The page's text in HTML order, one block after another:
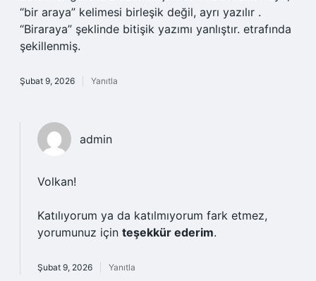
“bir araya” kelimesi birleşik değil, ayrı yazılır .
“Biraraya” şeklinde bitişik yazımı yanlıştır. etrafında
şekillenmiş.
Şubat 9, 2026 Yanıtla
admin
Volkan!
Katılıyorum ya da katılmıyorum fark etmez,
yorumunuz için teşekkür ederim.
Şubat 9, 2026 Yanıtla